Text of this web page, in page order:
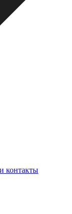
контакты